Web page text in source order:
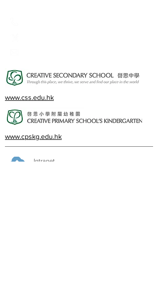
www.css.edu.hk
www.cpskg.edu.hk
Intranet